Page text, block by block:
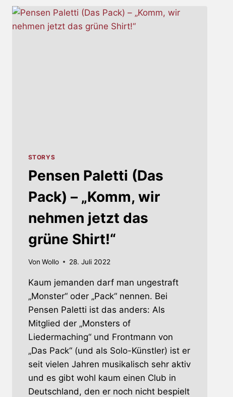
(UPDATE)
STORYS
Pensen Paletti (Das
Pack) – „Komm, wir
nehmen jetzt das
grüne Shirt!“
Von Wollo 28. Juli 2022
Kaum jemanden darf man ungestraft
„Monster“ oder „Pack“ nennen. Bei
Pensen Paletti ist das anders: Als
Mitglied der „Monsters of
Liedermaching“ und Frontmann von
„Das Pack“ (und als Solo-Künstler) ist er
seit vielen Jahren musikalisch sehr aktiv
und es gibt wohl kaum einen Club in
Deutschland, den er noch nicht bespielt